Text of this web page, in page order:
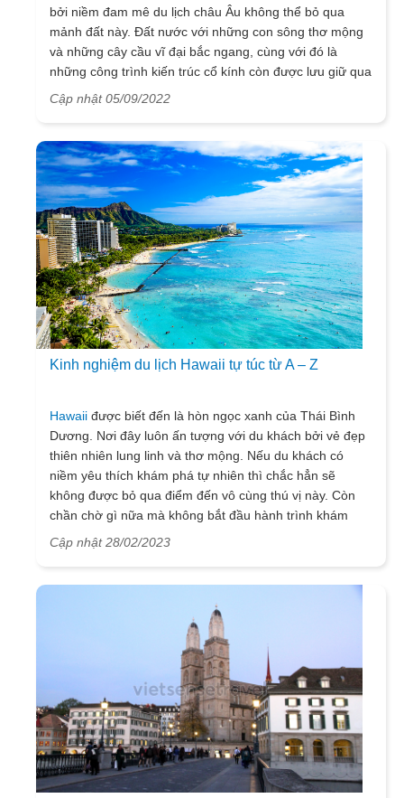
bởi niềm đam mê du lịch châu Âu không thể bỏ qua
mảnh đất này. Đất nước với những con sông thơ mộng
và những cây cầu vĩ đại bắc ngang, cùng với đó là
những công trình kiến trúc cổ kính còn được lưu giữ qua
rất nhiều thời gian, song song với nhịp sống hiện đại, sôi
Cập nhật 05/09/2022
Kinh nghiệm du lịch Hawaii tự túc từ A – Z
Hawaii được biết đến là hòn ngọc xanh của Thái Bình
Dương. Nơi đây luôn ấn tượng với du khách bởi vẻ đẹp
thiên nhiên lung linh và thơ mộng. Nếu du khách có
niềm yêu thích khám phá tự nhiên thì chắc hẳn sẽ
không được bỏ qua điểm đến vô cùng thú vị này. Còn
chần chờ gì nữa mà không bắt đầu hành trình khám
phá Hawaii đầy xinh đẹp cùng Vietsense Travel thôi nào!
Cập nhật 28/02/2023